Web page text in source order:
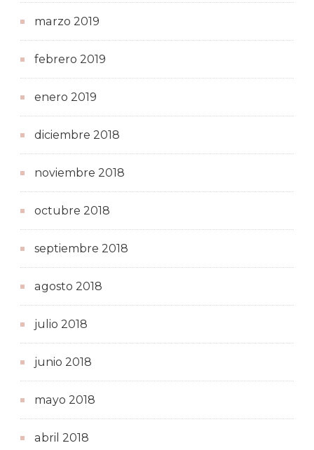
marzo 2019
febrero 2019
enero 2019
diciembre 2018
noviembre 2018
octubre 2018
septiembre 2018
agosto 2018
julio 2018
junio 2018
mayo 2018
abril 2018